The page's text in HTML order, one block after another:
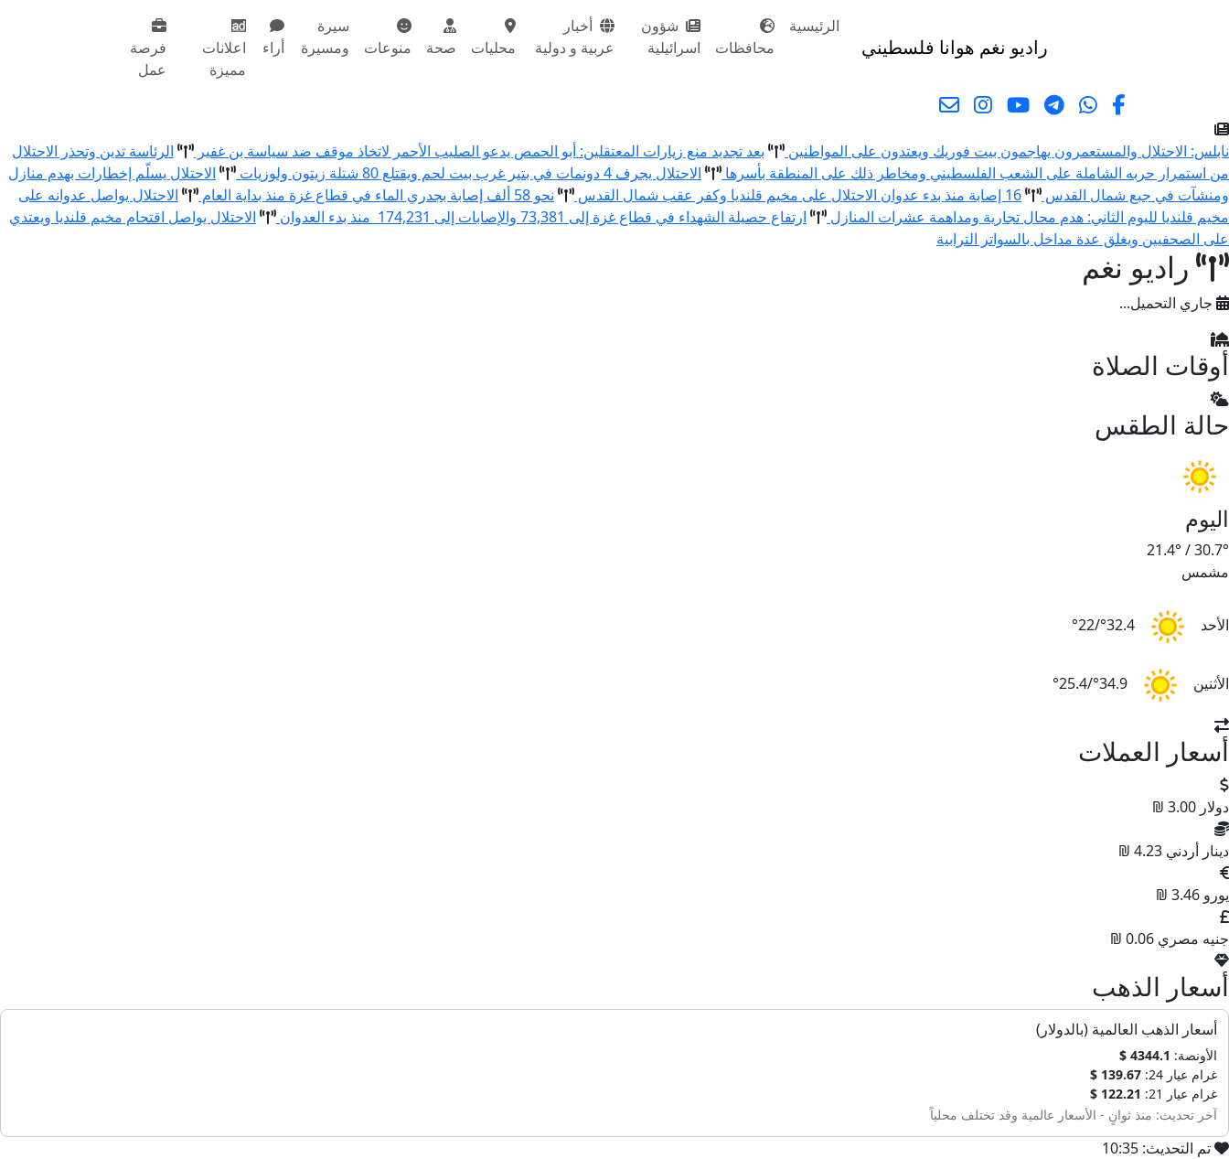
راديو نغم هوانا فلسطيني
الرئيسية
محافظات
شؤون
اسرائيلية
أخبار
عربية و دولية
محليات صحة منوعات
سيرة
ومسيرة
أراء
اعلانات
مميزة
فرصة
عمل
نابلس: الاحتلال والمستعمرون يهاجمون بيت فوريك ويعتدون على المواطنين بعد تجديد منع زيارات المعتقلين: أبو الحمص يدعو الصليب الأحمر لاتخاذ موقف ضد سياسة بن غفير
الرئاسة تدين وتحذر الاحتلال
من استمرار حربه الشاملة على الشعب الفلسطيني ومخاطر ذلك على المنطقة بأسرها
الاحتلال يجرف 4 دونمات في بتير غرب بيت لحم ويقتلع 80 شتلة زيتون ولوزيات
الاحتلال يسلّم إخطارات بهدم منازل
ومنشآت في جبع شمال القدس
16 إصابة منذ بدء عدوان الاحتلال على مخيم قلنديا وكفر عقب شمال القدس نحو 58 ألف إصابة بجدري الماء في قطاع غزة منذ بداية العام
الاحتلال يواصل عدوانه على
مخيم قلنديا لليوم الثاني: هدم محال تجارية ومداهمة عشرات المنازل
ارتفاع حصيلة الشهداء في قطاع غزة إلى 73,381 والإصابات إلى 174,231 منذ بدء العدوان
الاحتلال يواصل اقتحام مخيم قلنديا ويعتدي
على الصحفيين ويغلق عدة مداخل بالسواتر الترابية
راديو نغم
جاري التحميل...
أوقات الصلاة
حالة الطقس
اليوم
30.7°
/
21.4°
مشمس
الأحد 32.4°/22°
الأثنين 34.9°/25.4°
أسعار العملات
دولار 3.00 ₪
دينار أردني 4.23 ₪
يورو 3.46 ₪
جنيه مصري 0.06 ₪
أسعار الذهب
أسعار الذهب العالمية (بالدولار)
الأونصة: 4344.1 $
غرام عيار 24:
139.67 $
غرام عيار 21:
122.21 $
آخر تحديث: منذ ثوانٍ - الأسعار عالمية وقد تختلف محلياً
تم التحديث: 10:35